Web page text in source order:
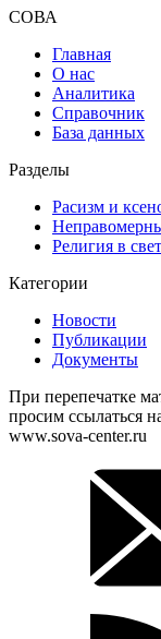
СОВА
Главная
О нас
Аналитика
Справочник
База данных
Разделы
Расизм и
Религия в
Категории
Новости
Публикации
Документы
При перепечатке
просим ссылаться
www.sova-center.ru